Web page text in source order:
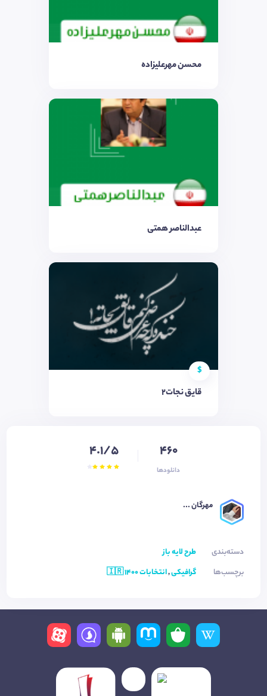
محسن مهرعلیزاده
عبدالناصر همتی
$
قایق نجات۲
460
دانلودها
4.1/5
مهرگان ...
دسته‌بندی
طرح لایه باز
برچسب‌ها
گرافیکی,انتخابات 1400 🇮🇷